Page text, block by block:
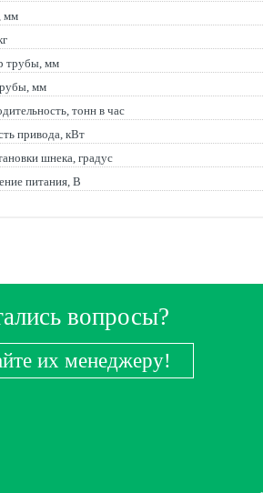
мм
трубы, мм
мм
тонн в час
привода, кВт
шнека, градус
питания, В
вопросы?
их менеджеру!